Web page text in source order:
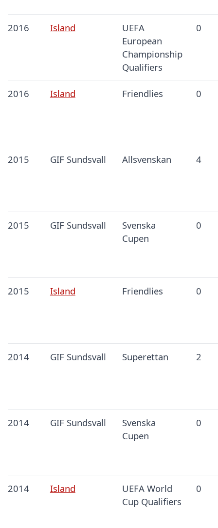
2016 Island
UEFA
European
Championship
Qualifiers
0
2016 Island Friendlies 0
2015 GIF Sundsvall Allsvenskan 4
2015 GIF Sundsvall
Svenska
Cupen
0
2015 Island Friendlies 0
2014 GIF Sundsvall Superettan 2
2014 GIF Sundsvall
Svenska
Cupen
0
2014 Island
UEFA World
Cup Qualifiers
0